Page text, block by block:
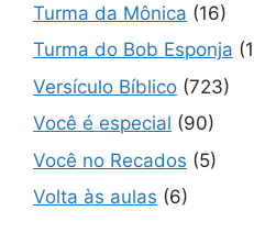
Turma da Mônica (16)
Turma do Bob Esponja
Versículo Bíblico (723)
Você é especial (90)
Você no Recados (5)
Volta às aulas (6)